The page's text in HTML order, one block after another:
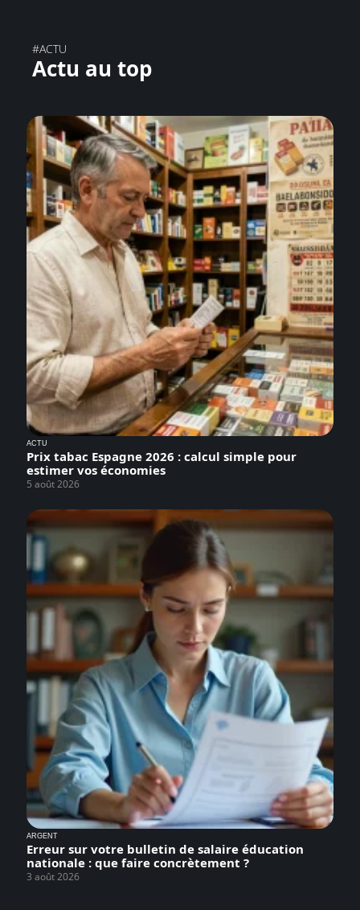
#ACTU
Actu au top
ACTU
Prix tabac Espagne 2026 : calcul simple pour
estimer vos économies
5 août 2026
ARGENT
Erreur sur votre bulletin de salaire éducation
nationale : que faire concrètement ?
3 août 2026